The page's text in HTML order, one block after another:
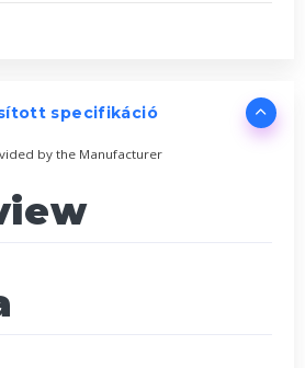
specifikáció
by the Manufacturer